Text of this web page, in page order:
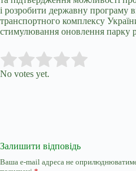
і розробити державну програму
транспортного комплексу
стимулювання оновлення парку
Rate this item:
No votes yet.
Залишити відповідь
Ваша e-mail адреса не